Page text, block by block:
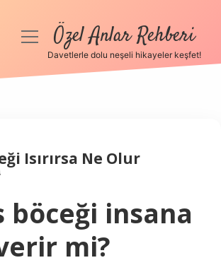
menüyüÖzel Anlar Rehberi
Davetlerle dolu neşeli hikayeler keşfet!
Isırırsa Ne Olur
böceği insana
mi?